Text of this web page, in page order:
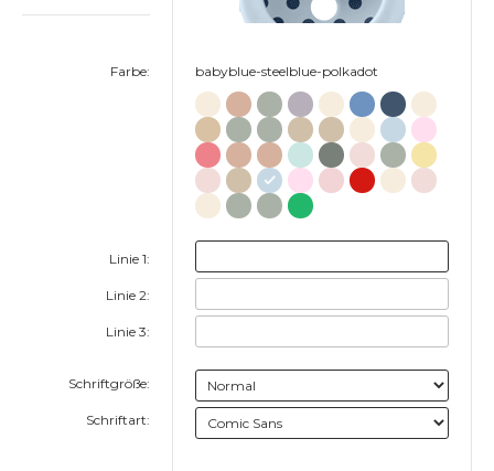
Farbe:
Linie 1:
Linie 2:
Linie 3:
Schriftgröße:
Schriftart:
babyblue-steelblue-polkadot